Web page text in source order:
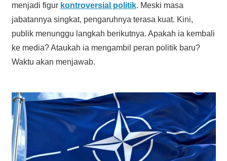
menjadi figur kontroversial politik. Meski masa
jabatannya singkat, pengaruhnya terasa kuat. Kini,
publik menunggu langkah berikutnya. Apakah ia kembali
ke media? Ataukah ia mengambil peran politik baru?
Waktu akan menjawab.